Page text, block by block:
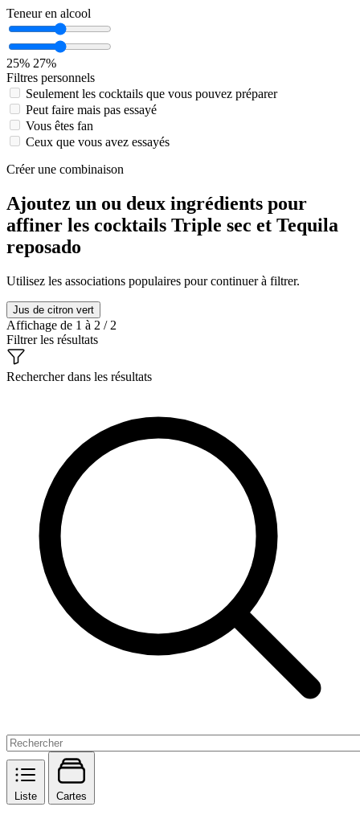
Teneur en alcool
25% 27%
Filtres personnels
Seulement les cocktails que vous pouvez préparer
Peut faire mais pas essayé
Vous êtes fan
Ceux que vous avez essayés
Créer une combinaison
Ajoutez un ou deux ingrédients pour
affiner les cocktails Triple sec et Tequila
reposado
Utilisez les associations populaires pour continuer à filtrer.
Jus de citron vert
Affichage de 1 à 2 / 2
Filtrer les résultats
Rechercher dans les résultats
Liste Cartes